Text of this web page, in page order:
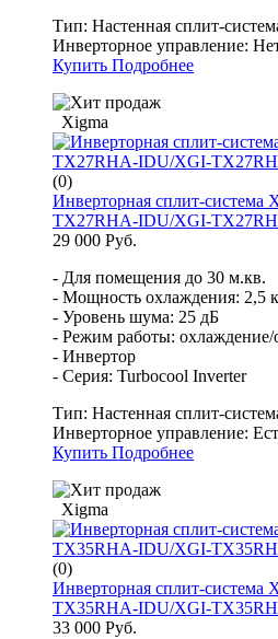
Тип: Настенная сплит-
Инверторное управление:
Купить Подробнее
Xigma
(0)
Инверторная сплит-система
TX27RHA-IDU/XGI-
29 000 Руб.
- Для помещения до 30 м.кв.
- Мощность охлаждения: 2,5
- Уровень шума: 25 дБ
- Режим работы: охлаждение/
- Инвертор
- Серия: Turbocool Inverter
Тип: Настенная сплит-
Инверторное управление:
Купить Подробнее
Xigma
(0)
Инверторная сплит-система
TX35RHA-IDU/XGI-
33 000 Руб.